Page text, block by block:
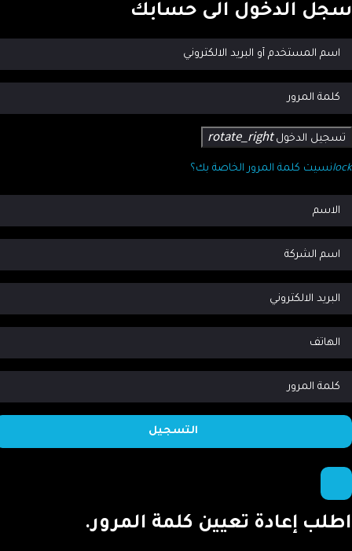
الدخول الى حسابك
تسجيل الدخول rotate_right
نسيت كلمة المرور الخاصة بك؟
إعادة تعيين كلمة المرور.